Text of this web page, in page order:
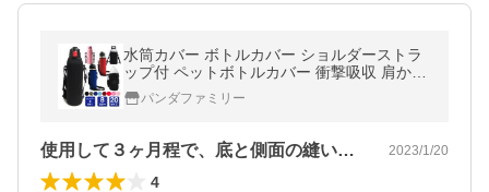
水筒カバー ボトルカバー ショルダーストラ
ップ付 ペットボトルカバー 衝撃吸収 肩かけ
洗濯機で洗える キズ防止 480ml 500ml 600
ml 800ml 1L 1.5L 2L
パンダファミリー
使用して３ヶ月程で、底と側面の縫い合わ… 2023/1/20
4